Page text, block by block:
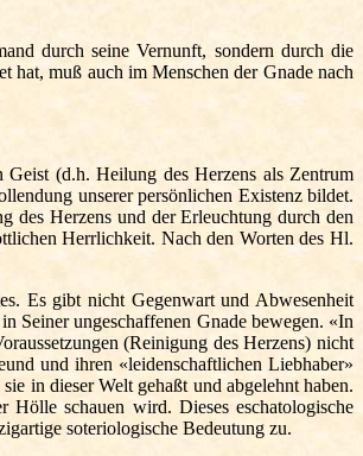
durch seine Vernunft, sondern durch die
hat, muß auch im Menschen der Gnade nach
(d.h. Heilung des Herzens als Zentrum
unserer persönlichen Existenz bildet.
des Herzens und der Erleuchtung durch den
Herrlichkeit. Nach den Worten des Hl.
Es gibt nicht Gegenwart und Abwesenheit
Seiner ungeschaffenen Gnade bewegen. «In
(Reinigung des Herzens) nicht
und ihren «leidenschaftlichen Liebhaber»
in dieser Welt gehaßt und abgelehnt haben.
schauen wird. Dieses eschatologische
soteriologische Bedeutung zu.